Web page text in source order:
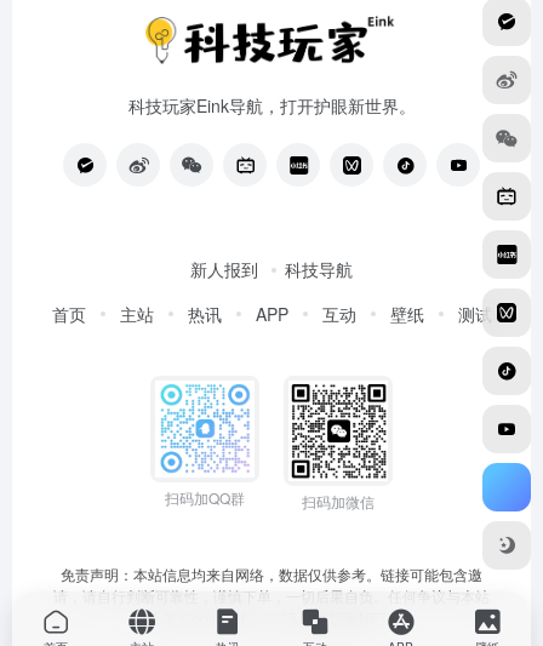
科技玩家Eink导航，打开护眼新世界。
新人报到
科技导航
首页
主站 热讯 APP 互动 壁纸 测试
扫码加QQ群 扫码加微信
免责声明：本站信息均来自网络，数据仅供参考。链接可能包含邀
请，请自行判断可靠性，谨慎下单，一切后果自负。任何争议与本站
无关 Copyright © 2025
科技玩家NET